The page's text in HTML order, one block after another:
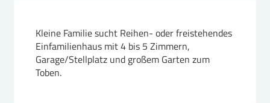
Kleine Familie sucht Reihen- oder freistehendes
Einfamilienhaus mit 4 bis 5 Zimmern,
Garage/Stellplatz und großem Garten zum
Toben.